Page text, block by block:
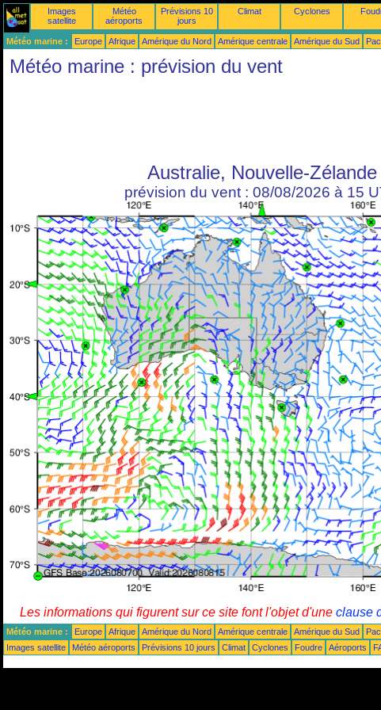
Images
satellite
Météo
aéroports
Prévisions 10
jours
Climat Cyclones
Météo marine : Europe Afrique Amérique du Nord Amérique centrale Amérique du Sud
Météo marine : prévision du vent
Australie, Nouvelle-Zélande
prévision du vent : 08/08/2026 à 15
Les informations qui figurent sur ce site font l'objet d'une clause
Météo marine : Europe Afrique Amérique du Nord Amérique centrale Amérique du Sud
Images satellite
Météo aéroports Prévisions 10 jours Climat Cyclones Foudre Aéroports